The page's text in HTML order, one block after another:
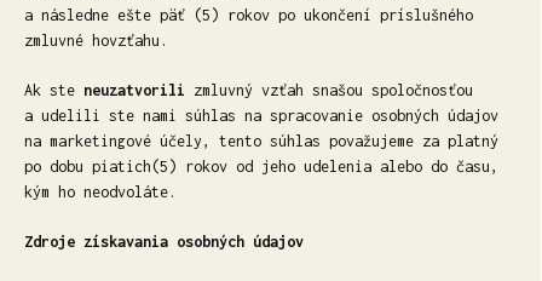
a následne ešte päť (5) rokov po ukončení príslušného
zmluvné hovzťahu.
Ak ste neuzatvorili zmluvný vzťah snašou spoločnosťou
a udelili ste nami súhlas na spracovanie osobných údajov
na marketingové účely, tento súhlas považujeme za platný
po dobu piatich(5) rokov od jeho udelenia alebo do času,
kým ho neodvoláte.
Zdroje získavania osobných údajov